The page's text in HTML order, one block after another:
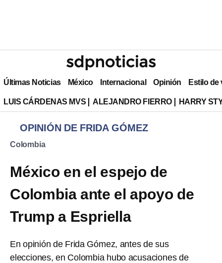
Últimas Noticias México Internacional Opinión Estilo de
LUIS CÁRDENAS MVS ALEJANDRO FIERRO HARRY
OPINIÓN DE FRIDA GÓMEZ
Colombia
México en el espejo de
Colombia ante el apoyo de
Trump a Espriella
En opinión de Frida Gómez, antes de sus
elecciones, en Colombia hubo acusaciones de